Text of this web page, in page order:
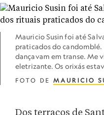
Mauricio Susin foi até
praticados do candomblé.
dançavam em transe. Me
eletrizante. Os orixás
FOTO DE MAURICIO
Dos terraços de